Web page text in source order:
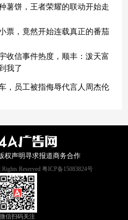
薯饼，王者荣耀的联动开始走
票，竟然开始连载真正的番茄
收信事件热度，顺丰：泼天富
我了
，员工被指侮辱代言人周杰伦
权声明寻求报道商务合作
Reserved 粤ICP备15083824号
微信扫码关注